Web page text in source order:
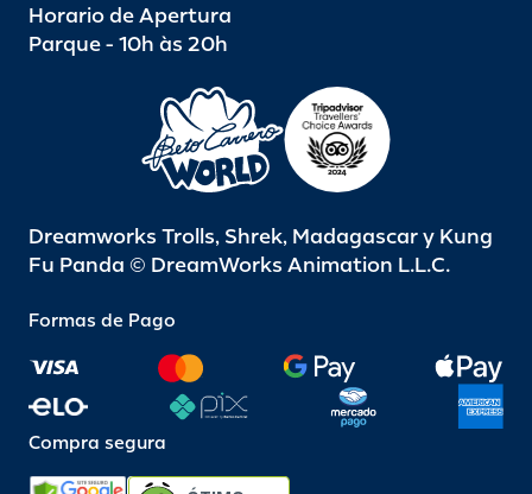
Horario de Apertura
Parque - 10h às 20h
Dreamworks Trolls, Shrek, Madagascar y Kung
Fu Panda © DreamWorks Animation L.L.C.
Formas de Pago
Compra segura